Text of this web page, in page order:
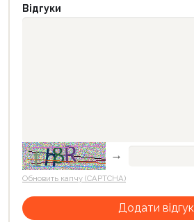
Відгуки
→
Обновить капчу (CAPTCHA)